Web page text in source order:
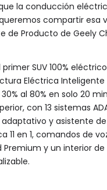
la conducción
compartir esa
de Producto de Geely
SUV 100%
Eléctrica
al 80% en solo 20
con 13 sistemas
y asistente
en 1, comandos de
Premium y un interior